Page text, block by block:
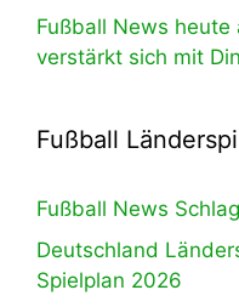
Fußball News heute
verstärkt sich mit
Fußball
Fußball News
Deutschland
Spielplan 2026